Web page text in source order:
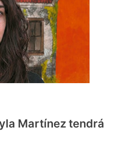
Martínez tendrá